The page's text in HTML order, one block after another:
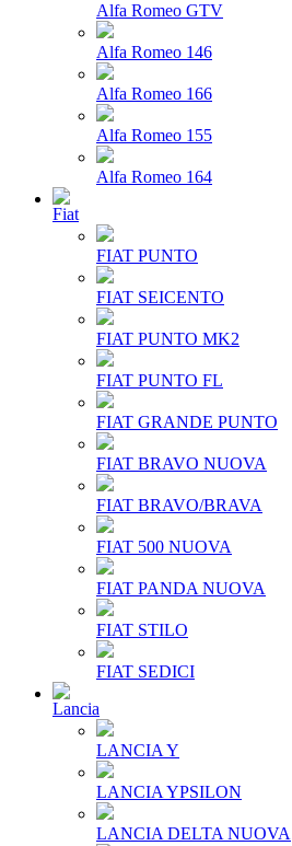
Alfa Romeo GTV
Alfa Romeo 146
Alfa Romeo 166
Alfa Romeo 155
Alfa Romeo 164
Fiat
FIAT PUNTO
FIAT SEICENTO
FIAT PUNTO MK2
FIAT PUNTO FL
FIAT GRANDE PUNTO
FIAT BRAVO NUOVA
FIAT BRAVO/BRAVA
FIAT 500 NUOVA
FIAT PANDA NUOVA
FIAT STILO
FIAT SEDICI
Lancia
LANCIA Y
LANCIA YPSILON
LANCIA DELTA NUOVA